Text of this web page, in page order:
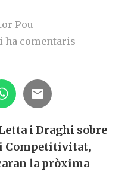
Pou
ha comentaris
i Draghi sobre
Competitivitat,
la pròxima